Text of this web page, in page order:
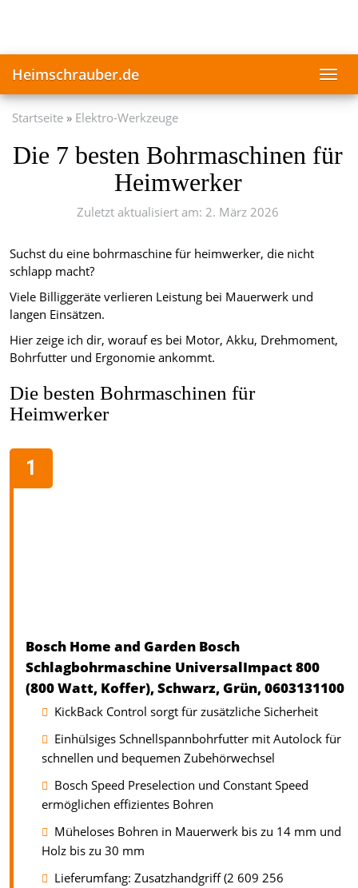
Heimschrauber.de
Startseite Elektro-Werkzeuge
Die 7 besten Bohrmaschinen für
Heimwerker
Zuletzt aktualisiert am: 2. März 2026
Suchst du eine bohrmaschine für heimwerker, die nicht
schlapp macht?
Viele Billiggeräte verlieren Leistung bei Mauerwerk und
langen Einsätzen.
Hier zeige ich dir, worauf es bei Motor, Akku, Drehmoment,
Bohrfutter und Ergonomie ankommt.
Die besten Bohrmaschinen für
Heimwerker
Bosch Home and Garden Bosch
Schlagbohrmaschine UniversalImpact 800
(800 Watt, Koffer), Schwarz, Grün, 0603131100
KickBack Control sorgt für zusätzliche Sicherheit
Einhülsiges Schnellspannbohrfutter mit Autolock für
schnellen und bequemen Zubehörwechsel
Bosch Speed Preselection und Constant Speed
ermöglichen effizientes Bohren
Müheloses Bohren in Mauerwerk bis zu 14 mm und
Holz bis zu 30 mm
Lieferumfang: Zusatzhandgriff (2 609 256